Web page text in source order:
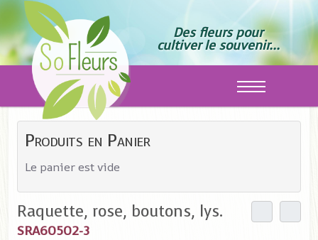
Des fleurs pour
cultiver le souvenir...
Off-Canvas
Raquette, rose, boutons, lys.
SRA60502-3
Produits en Panier
Le panier est vide